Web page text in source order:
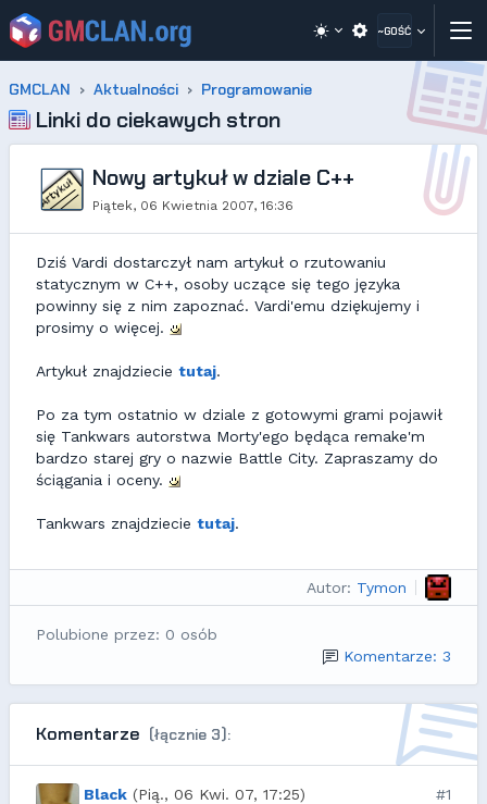
~GOŚĆ
GMCLAN Aktualności Programowanie
Linki do ciekawych stron
Nowy artykuł w dziale C++
Piątek, 06 Kwietnia 2007, 16:36
Dziś Vardi dostarczył nam artykuł o rzutowaniu
statycznym w C++, osoby uczące się tego języka
powinny się z nim zapoznać. Vardi'emu dziękujemy i
prosimy o więcej.
Artykuł znajdziecie tutaj.
Po za tym ostatnio w dziale z gotowymi grami pojawił
się Tankwars autorstwa Morty'ego będąca remake'm
bardzo starej gry o nazwie Battle City. Zapraszamy do
ściągania i oceny.
Tankwars znajdziecie tutaj.
Autor: Tymon
Polubione przez: 0 osób
Komentarze: 3
Komentarze (łącznie 3):
Black (Pią., 06 Kwi. 07, 17:25)
#1